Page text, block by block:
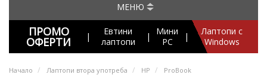
МЕНЮ
ПРОМО
ОФЕРТИ |
Евтини
лаптопи
|
Мини
PC
|
Лаптопи с
Windows
Начало Лаптопи втора употреба HP ProBook